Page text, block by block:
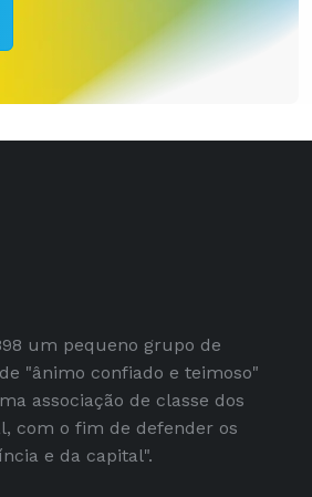
um pequeno grupo de
"ânimo confiado e teimoso"
associação de classe dos
com o fim de defender os
e da capital".